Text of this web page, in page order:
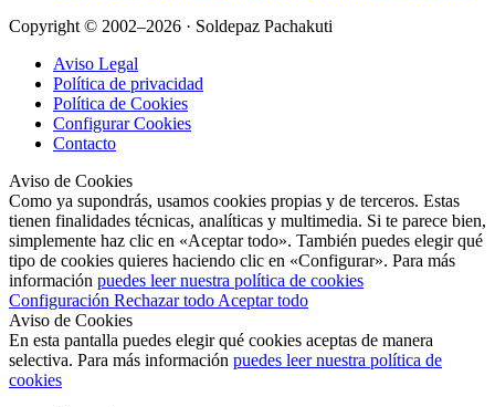
Copyright © 2002–2026 · Soldepaz Pachakuti
Aviso Legal
Política de privacidad
Política de Cookies
Configurar Cookies
Contacto
Aviso de Cookies
Como ya supondrás, usamos cookies propias y de terceros. Estas
tienen finalidades técnicas, analíticas y multimedia. Si te parece bien,
simplemente haz clic en «Aceptar todo». También puedes elegir qué
tipo de cookies quieres haciendo clic en «Configurar». Para más
información puedes leer nuestra política de cookies
Configuración Rechazar todo Aceptar todo
Aviso de Cookies
En esta pantalla puedes elegir qué cookies aceptas de manera
selectiva. Para más información puedes leer nuestra política de
cookies